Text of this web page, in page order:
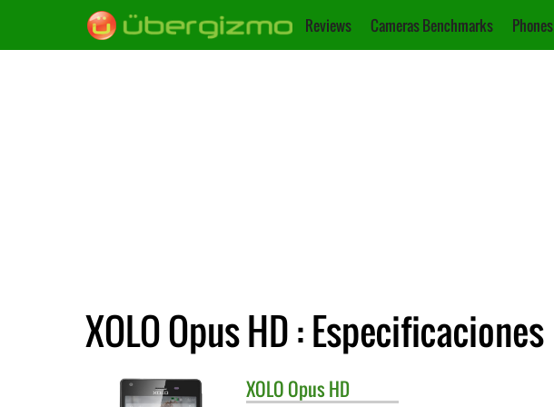
Reviews Cameras Benchmarks Phones
XOLO Opus HD : Especificaciones
XOLO Opus HD